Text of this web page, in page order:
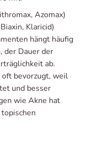
Azomax)
Klaricid)
hängt häufig
der Dauer der
ab.
bevorzugt, weil
und besser
wie Akne hat